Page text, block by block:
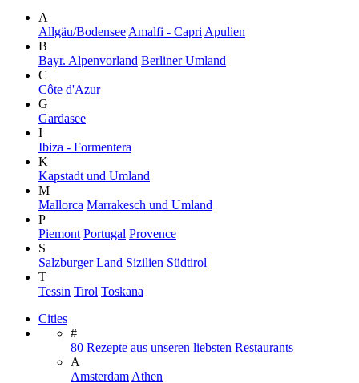
A
Allgäu/Bodensee Amalfi - Capri Apulien
B
Bayr. Alpenvorland Berliner Umland
C
Côte d'Azur
G
Gardasee
I
Ibiza - Formentera
K
Kapstadt und Umland
M
Mallorca Marrakesch und Umland
P
Piemont Portugal Provence
S
Salzburger Land Sizilien Südtirol
T
Tessin Tirol Toskana
Cities
#
80 Rezepte aus unseren liebsten Restaurants
A
Amsterdam Athen